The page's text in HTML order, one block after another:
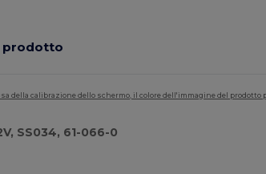
prodotto
della calibrazione dello schermo, il colore dell'immagine del
SS034, 61-066-0